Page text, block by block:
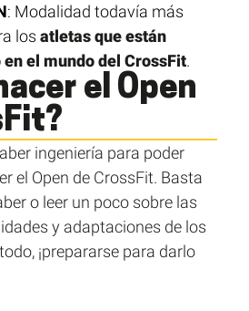
: Modalidad todavía más
los atletas que están
el mundo del CrossFit.
el Open
ingeniería para poder
el Open de CrossFit. Basta
o leer un poco sobre las
y adaptaciones de los
¡prepararse para darlo